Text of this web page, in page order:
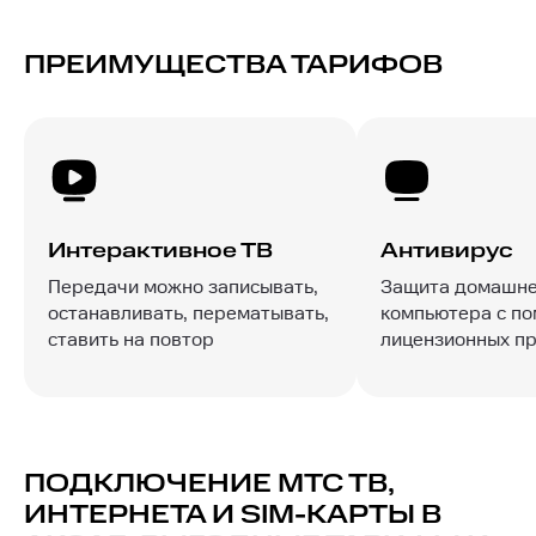
ПРЕИМУЩЕСТВА ТАРИФОВ
Интерактивное ТВ
Передачи можно записывать,
останавливать, перематывать,
ставить на повтор
Антивирус
Защита
компьютера с
лицензионных
ПОДКЛЮЧЕНИЕ МТС ТВ,
ИНТЕРНЕТА И SIM-КАРТЫ В